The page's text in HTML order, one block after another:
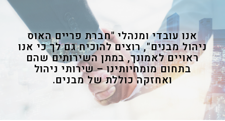
אנו עובדי ומנהלי "חברת פריים האוס
ניהול מבנים", רוצים להוכיח גם לך כי אנו
ראויים לאמונך, במתן השירותים שהם
בתחום מומחיותינו – שירותי ניהול
ואחזקה כוללת של מבנים.